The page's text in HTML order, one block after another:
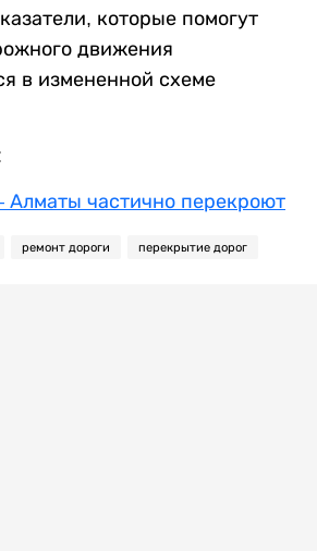
которые помогут
движения
в измененной схеме
Алматы частично перекроют
ремонт дороги перекрытие дорог